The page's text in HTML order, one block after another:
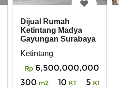
Dijual Rumah
Ketintang Madya
Gayungan Surabaya
Ketintang
Rp 6,500,000,000
300 m2 10 KT 5 KM